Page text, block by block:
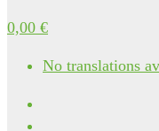
0,00 €
No translations